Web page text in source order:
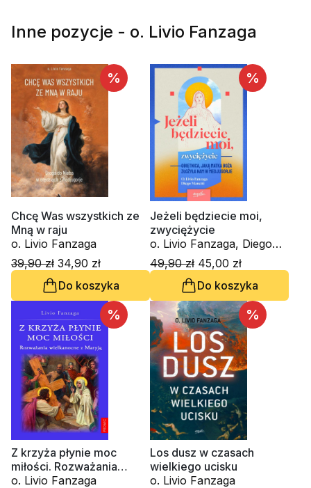
Inne pozycje - o. Livio Fanzaga
%
Chcę Was wszystkich ze
Mną w raju
o. Livio Fanzaga
39,90 zł 34,90 zł
Do koszyka
%
Jeżeli będziecie moi,
zwyciężycie
o. Livio Fanzaga, Diego
Manetti
49,90 zł 45,00 zł
Do koszyka
%
Z krzyża płynie moc
miłości. Rozważania
wielkanocne z Maryją
o. Livio Fanzaga
%
Los dusz w czasach
wielkiego ucisku
o. Livio Fanzaga